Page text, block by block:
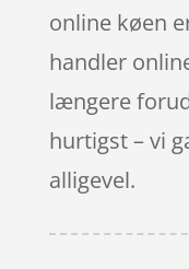
online køen
handler
længere
hurtigst – vi
alligevel.